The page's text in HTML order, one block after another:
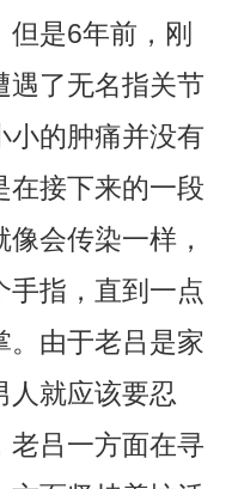
是6年前，刚
遇了无名指关节
小的肿痛并没有
在接下来的一段
会传染一样，
手指，直到一点
。由于老吕是家
人就应该要忍
老吕一方面在寻